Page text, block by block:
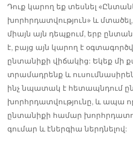
Դուք կարող եք տեսնել
խորհրդատվություն» և
միայն այն դեպքում, երբ
է, բայց այն կարող է
ընտանիքի վիճակից: Եկեք մի
տրամադրենք և
ինչ նպատակ է հետապնդում
խորհրդատվությունը, և ապա
ընտանիքի համար
գումար և էներգիա ներդնելով: